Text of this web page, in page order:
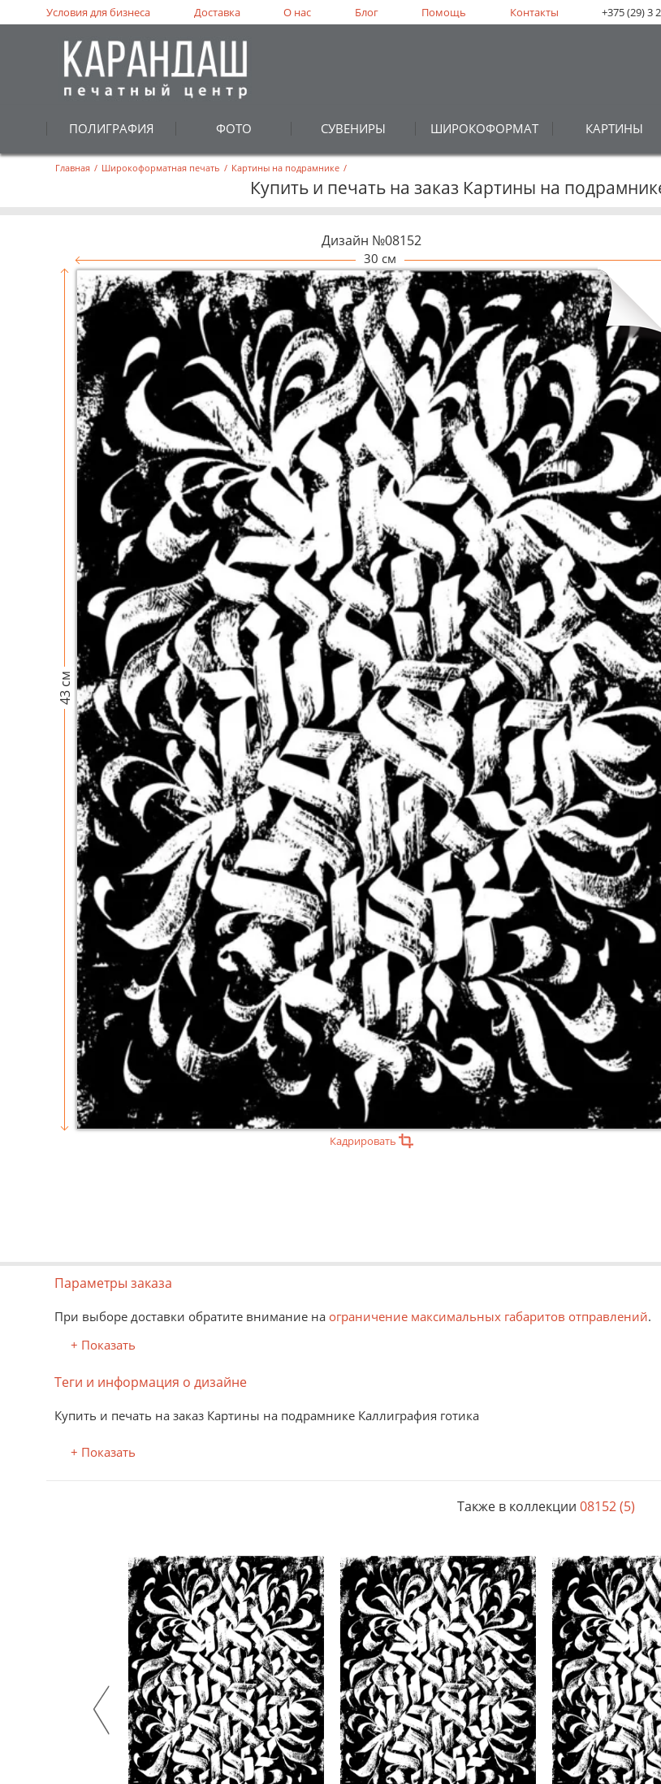
ПОЛИГРАФИЯ ФОТО СУВЕНИРЫ ШИРОКОФОРМАТ КАРТИНЫ
Условия для бизнеса Доставка О нас Блог Помощь Контакты +375 (29) 3
Главная / Широкоформатная печать / Картины на подрамнике /
Купить и печать на заказ Картины на
Дизайн №08152
30 см
43 см
Кадрировать
Параметры заказа
При выборе доставки обратите внимание на ограничение максимальных габаритов отправлений.
+ Показать
Теги и информация о дизайне
Купить и печать на заказ Картины на подрамнике Каллиграфия готика
+ Показать
Также в коллекции 08152 (5)